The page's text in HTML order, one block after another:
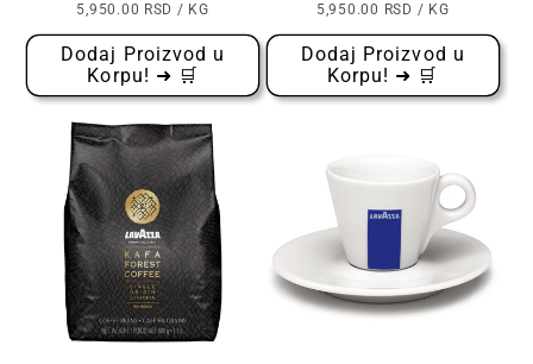
CENA
KOMADU
5,950.00 RSD / PO
KG
Dodaj Proizvod u
Korpu! ➜ 🛒
CENA
KOMADU
5,950.00 RSD / PO
KG
Dodaj Proizvod u
Korpu! ➜ 🛒